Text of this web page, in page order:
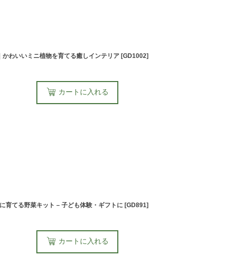
わいいミニ植物を育てる癒しインテリア [GD1002]
カートに入れる
育てる野菜キット – 子ども体験・ギフトに [GD891]
カートに入れる